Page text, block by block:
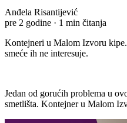
Anđela Risantijević
pre 2 godine · 1 min čitanja
Kontejneri u Malom Izvoru
smeće ih ne interesuje.
Jedan od gorućih problema u
smetlišta. Kontejner u Malom